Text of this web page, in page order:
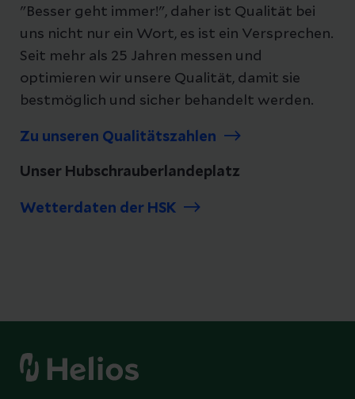
"Besser geht immer!", daher ist Qualität bei
uns nicht nur ein Wort, es ist ein Versprechen.
Seit mehr als 25 Jahren messen und
optimieren wir unsere Qualität, damit sie
bestmöglich und sicher behandelt werden.
Zu unseren Qualitätszahlen
Unser Hubschrauberlandeplatz
Wetterdaten der HSK